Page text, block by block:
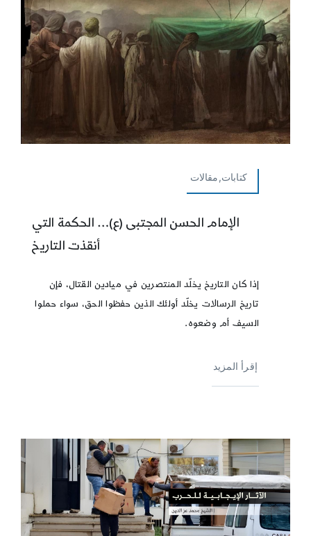
كتابات,مقالات
الإمام الحسن المجتبى (ع)… الحكمة التي
أنقذت التاريخ
إذا كان التاريخ يخلّد المنتصرين في ميادين القتال، فإن
تاريخ الرسالات يخلّد أولئك الذين حفظوا الحق، سواء حملوا
السيف أم وضعوه.
إقرأ المزيد